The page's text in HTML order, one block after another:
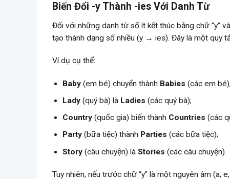
Biến Đổi -y Thành -ies Với Danh Từ
Đối với những danh từ số ít kết thúc bằng chữ “y”
tạo thành dạng số nhiều (y → ies). Đây là một quy
Ví dụ cụ thể:
Baby (em bé) chuyển thành Babies (các em bé);
Lady (quý bà) là Ladies (các quý bà);
Country (quốc gia) biến thành Countries (các
Party (bữa tiệc) thành Parties (các bữa tiệc);
Story (câu chuyện) làStories (các câu chuyện).
Tuy nhiên, nếu trước chữ “y” là một nguyên âm (a,